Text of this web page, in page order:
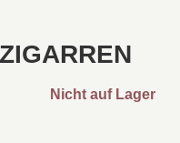
Nicht auf Lager